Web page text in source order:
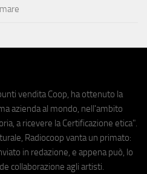
vendita Coop, ha ottenuto la
azienda al mondo, nell'ambito
a ricevere la Certificazione etica".
Radiocoop vanta un primato:
in redazione, e appena può, lo
collaborazione agli artisti.